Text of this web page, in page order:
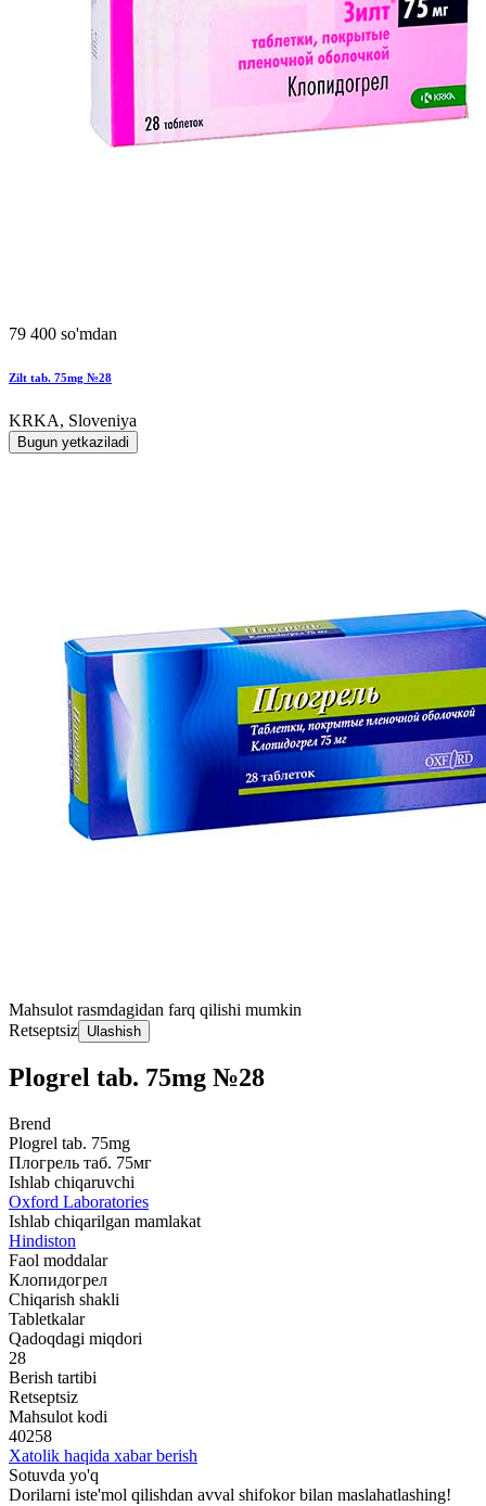
79 400 so'mdan
Zilt tab. 75mg №28
KRKA, Sloveniya
Bugun yetkaziladi
Mahsulot rasmdagidan farq qilishi mumkin
Retseptsiz Ulashish
Plogrel tab. 75mg №28
Brend
Plogrel tab. 75mg
Плогрель таб. 75мг
Ishlab chiqaruvchi
Oxford Laboratories
Ishlab chiqarilgan mamlakat
Hindiston
Faol moddalar
Клопидогрел
Chiqarish shakli
Tabletkalar
Qadoqdagi miqdori
28
Berish tartibi
Retseptsiz
Mahsulot kodi
40258
Xatolik haqida xabar berish
Sotuvda yo'q
Dorilarni iste'mol qilishdan avval shifokor bilan maslahatlashing!